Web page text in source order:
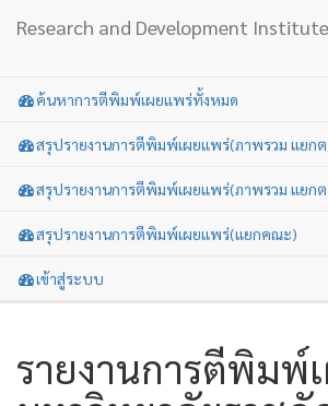
Research and Development Institute
ค้นหาการตีพิมพ์เผยแพร่ทั้งหมด
สรุปรายงานการตีพิมพ์เผยแพร่(ภาพรวม แยก
สรุปรายงานการตีพิมพ์เผยแพร่(ภาพรวม แยก
สรุปรายงานการตีพิมพ์เผยแพร่(แยกคณะ)
เข้าสู่ระบบ
รายงานการตีพิมพ์